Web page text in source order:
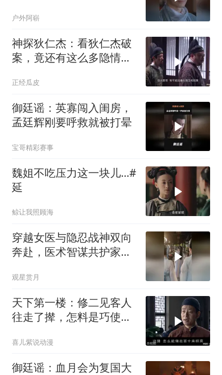
户外阿崭
神探狄仁杰：看狄仁杰破
案，竟还有这么多隐情，
正经瓜皮
御廷谣：英寡闯入闺房，
孟廷辉刚要呼救就被打晕
宝哥精彩赛事
魏姐不吃压力这一块儿…#
延
鲸让我照顾海
穿越女医与隐忍战神双向
奔赴，医术智谋共护家国
观星赏月
天下第一楼：修二见客人
往走了撵，怎料是巧使激
喜儿紫说动漫
御廷谣：血月会为复国大